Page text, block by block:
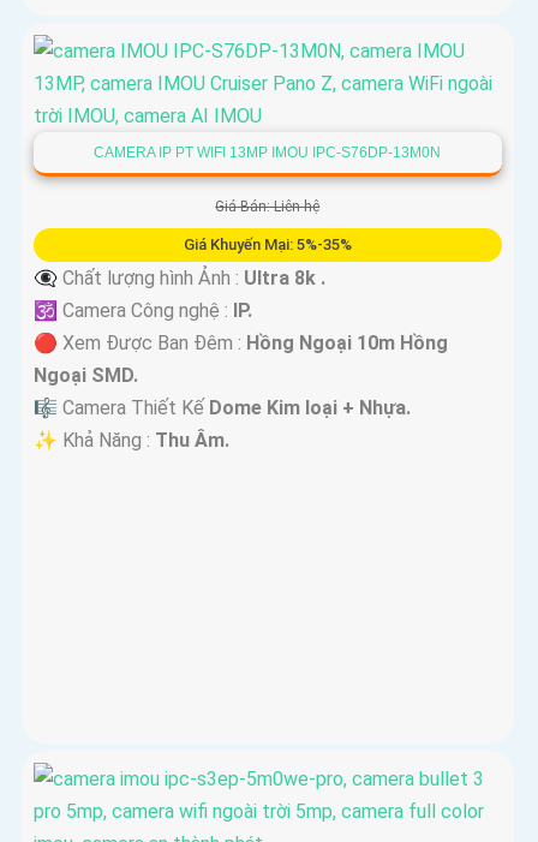
CAMERA IP PT WIFI 13MP IMOU IPC-S76DP-13M0N
Giá Bán: Liên hệ
Giá Khuyến Mại: 5%-35%
👁️‍🗨 Chất lượng hình Ảnh : Ultra 8k .
🕉️ Camera Công nghệ : IP.
🔴 Xem Được Ban Đêm : Hồng Ngoại 10m Hồng
Ngoại SMD.
🎼️ Camera Thiết Kế Dome Kim loại + Nhựa.
️✨ Khả Năng : Thu Âm.